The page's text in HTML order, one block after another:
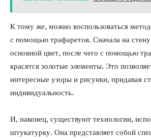
К тому же, можно воспользоваться
с помощью трафаретов. Сначала на
основной цвет, после чего с помощью
красятся золотые элементы. Это
интересные узоры и рисунки, придавая
индивидуальность.
И, наконец, существуют технологии,
штукатурку. Она представляет собой